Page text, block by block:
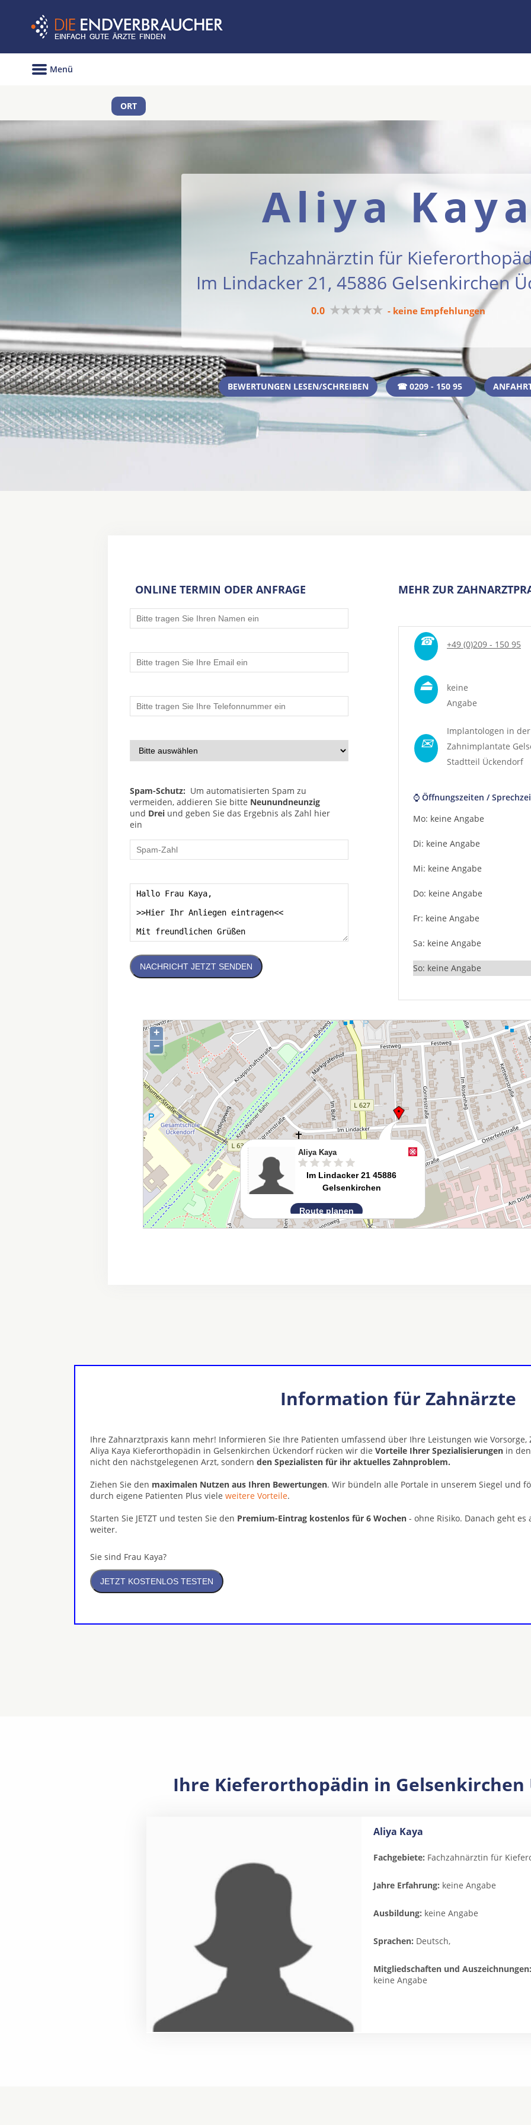
Menü
ORT
Aliya
Fachzahnärztin für
Im Lindacker 21, 45886 Gelsenkirchen
0.0 ★★★★★ - keine Empfehlungen
BEWERTUNGEN LESEN/SCHREIBEN ☎ 0209 - 150 95
ONLINE TERMIN ODER ANFRAGE
Spam-Schutz: Um automatisierten Spam zu
vermeiden, addieren Sie bitte Neunundneunzig
und Drei und geben Sie das Ergebnis als Zahl hier
ein
NACHRICHT JETZT SENDEN
MEHR ZUR
☎ +49 (0)209 - 150 95
⏏
keine
Angabe
✉
Implantologen in
Zahnimplantate
Stadtteil Ückendorf
⌚ Öffnungszeiten /
Mo: keine Angabe
Di: keine Angabe
Mi: keine Angabe
Do: keine Angabe
Fr: keine Angabe
Sa: keine Angabe
So: keine Angabe
Information für Zahnärzte
Ihre Zahnarztpraxis kann mehr! Informieren Sie Ihre Patienten umfassend über Ihre Leistungen wie
Aliya Kaya Kieferorthopädin in Gelsenkirchen Ückendorf rücken wir die Vorteile Ihrer Spezialisierungen in
nicht den nächstgelegenen Arzt, sondern den Spezialisten für ihr aktuelles Zahnproblem.
Ziehen Sie den maximalen Nutzen aus Ihren Bewertungen. Wir bündeln alle Portale in unserem Siegel und
durch eigene Patienten Plus viele weitere Vorteile.
Starten Sie JETZT und testen Sie den Premium-Eintrag kostenlos für 6 Wochen - ohne Risiko. Danach geht es
weiter.
Sie sind Frau Kaya?
Ihre Kieferorthopädin in
Aliya Kaya
Fachgebiete: Fachzahnärztin für
Jahre Erfahrung: keine Angabe
Ausbildung: keine Angabe
Sprachen: Deutsch,
Mitgliedschaften und Auszeichnungen:
keine Angabe